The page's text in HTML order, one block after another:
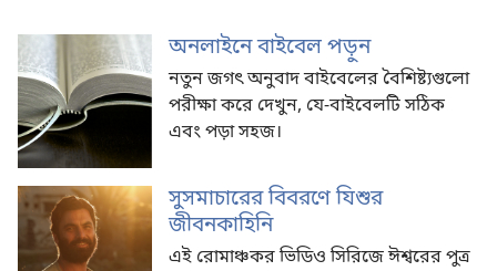
অনলাইনে বাইবেল পড়ুন
নতুন জগৎ অনুবাদ বাইবেলের বৈশিষ্ট্যগুলো
পরীক্ষা করে দেখুন, যে-বাইবেলটি সঠিক
এবং পড়া সহজ।
সুসমাচারের বিবরণে যিশুর
জীবনকাহিনি
এই রোমাঞ্চকর ভিডিও সিরিজে ঈশ্বরের পুত্র